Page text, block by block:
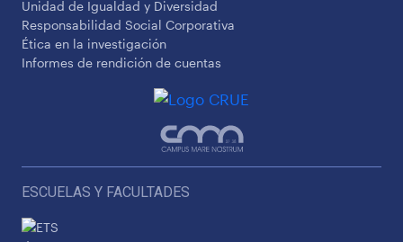
Unidad de Igualdad y Diversidad
Responsabilidad Social Corporativa
Ética en la investigación
Informes de rendición de cuentas
ESCUELAS Y FACULTADES